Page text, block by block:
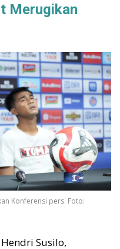
Merugikan
Konferensi pers. Foto:
Susilo,